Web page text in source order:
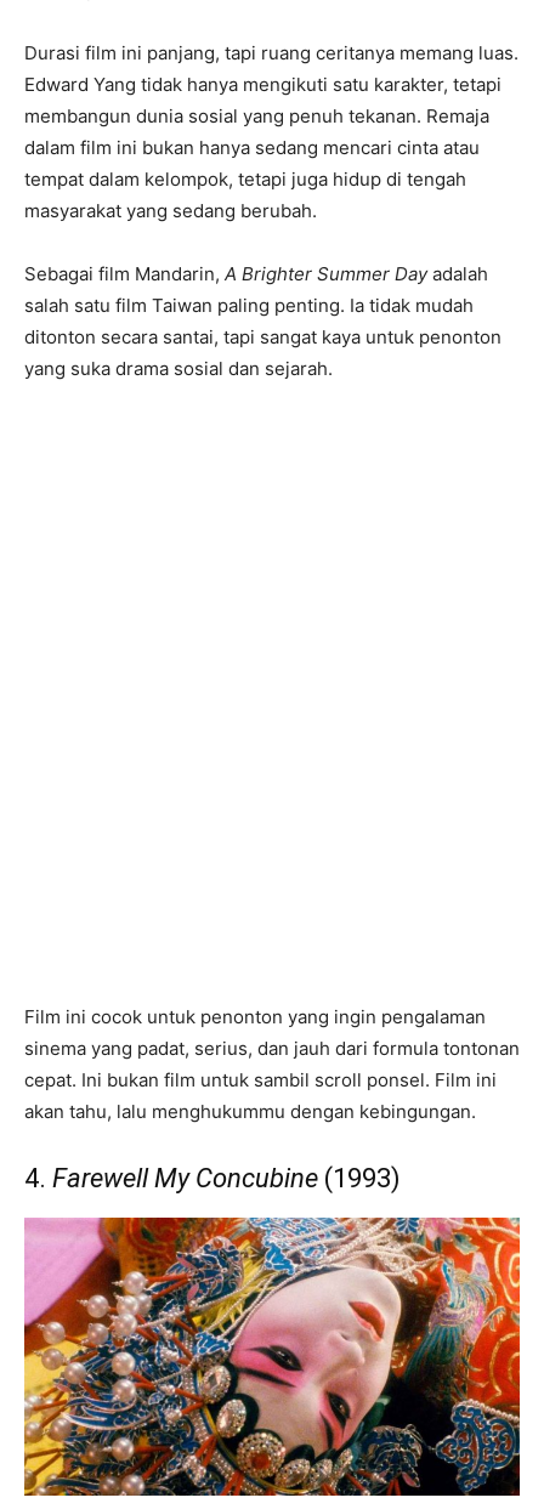
Durasi film ini panjang, tapi ruang ceritanya memang luas.
Edward Yang tidak hanya mengikuti satu karakter, tetapi
membangun dunia sosial yang penuh tekanan. Remaja
dalam film ini bukan hanya sedang mencari cinta atau
tempat dalam kelompok, tetapi juga hidup di tengah
masyarakat yang sedang berubah.
Sebagai film Mandarin, A Brighter Summer Dayadalah
salah satu film Taiwan paling penting. Ia tidak mudah
ditonton secara santai, tapi sangat kaya untuk penonton
yang suka drama sosial dan sejarah.
Film ini cocok untuk penonton yang ingin pengalaman
sinema yang padat, serius, dan jauh dari formula tontonan
cepat. Ini bukan film untuk sambil scroll ponsel. Film ini
akan tahu, lalu menghukummu dengan kebingungan.
4. Farewell My Concubine (1993)